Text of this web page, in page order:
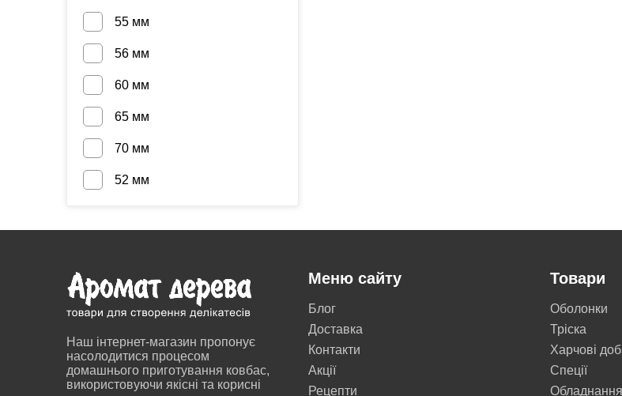
55 мм
56 мм
60 мм
65 мм
70 мм
52 мм
Наш інтернет-магазин пропонує
насолодитися процесом
домашнього приготування ковбас,
використовуючи якісні та корисні
Меню сайту
Блог
Доставка
Контакти
Акції
Рецепти
Товари
Оболонки
Тріска
Харчові
Cпеції
Обладнання